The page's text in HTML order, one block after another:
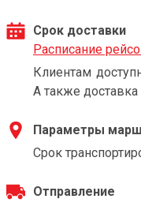
Срок доставки
Расписание
Клиентам
А также
Параметры
Срок
Отправление